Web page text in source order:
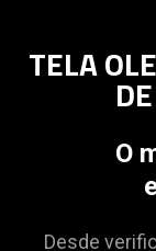
TELA
O
Desde